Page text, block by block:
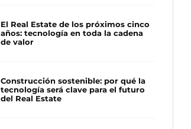
El Real Estate de los próximos cinco
años: tecnología en toda la cadena
de valor
Construcción sostenible: por qué la
tecnología será clave para el futuro
del Real Estate